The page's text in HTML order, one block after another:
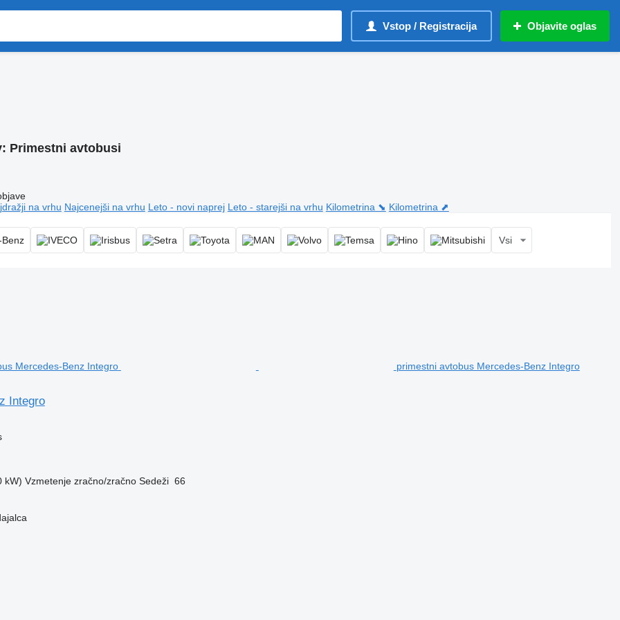
Vstop / Registracija Objavite oglas
Primestni avtobusi
na vrhu Najcenejši na vrhu Leto - novi naprej Leto - starejši na vrhu Kilometrina ⬊ Kilometrina ⬈
Vsi
primestni avtobus Mercedes-Benz Integro
Integro
kW) Vzmetenje zračno/zračno Sedeži 66